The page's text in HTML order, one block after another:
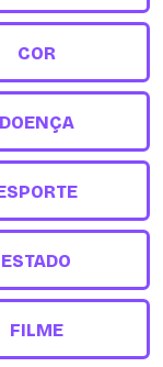
COR
DOENÇA
ESTADO
FILME